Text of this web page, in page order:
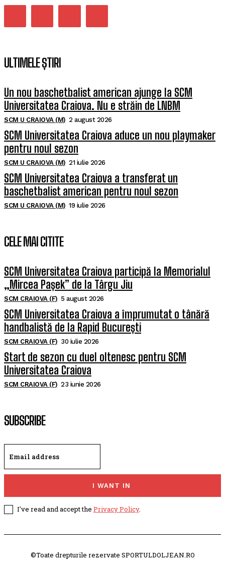
ULTIMELE ȘTIRI
Un nou baschetbalist american ajunge la SCM
Universitatea Craiova. Nu e străin de LNBM
SCM U CRAIOVA (M) 2 august 2026
SCM Universitatea Craiova aduce un nou playmaker
pentru noul sezon
SCM U CRAIOVA (M) 21 iulie 2026
SCM Universitatea Craiova a transferat un
baschetbalist american pentru noul sezon
SCM U CRAIOVA (M) 19 iulie 2026
CELE MAI CITITE
SCM Universitatea Craiova participă la Memorialul
„Mircea Pașek” de la Târgu Jiu
SCM CRAIOVA (F) 5 august 2026
SCM Universitatea Craiova a împrumutat o tânără
handbalistă de la Rapid București
SCM CRAIOVA (F) 30 iulie 2026
Start de sezon cu duel oltenesc pentru SCM
Universitatea Craiova
SCM CRAIOVA (F) 23 iunie 2026
SUBSCRIBE
I WANT IN
I've read and accept the Privacy Policy.
©Toate drepturile rezervate SPORTULDOLJEAN.RO